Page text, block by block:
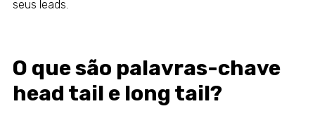
seus leads.
O que são palavras-chave
head tail e long tail?